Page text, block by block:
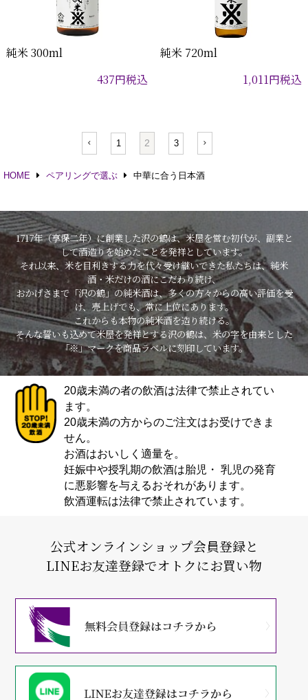
純米 300ml
437円税込
純米 720ml
1,011円税込
1 2 3
HOME ペアリングで選ぶ 中華に合う日本酒
1717年（享保二年）に創業した沢の鶴は、米屋を営む初代が、副業と
して酒造りを始めたことを発祥としています。
それ以来、米を目利きする力を代々受け継いできた私たちは、純米
酒・米だけの酒にこだわり続け、
おかげさまで「沢の鶴」の純米酒は、多くの方々からの高い評価を受
け、売上げでも、常に上位にあります。
これからも本物の純米酒を造り続ける。
そんな誓いも込めて米屋を発祥とする沢の鶴は、米の字を由来とした
「※」マークを商品ラベルに刻印しています。
20歳未満の者の飲酒は法律で禁止されてい
ます。
20歳未満の方からのご注文はお受けできま
せん。
お酒はおいしく適量を。
妊娠中や授乳期の飲酒は胎児・ 乳児の発育
に悪影響を与えるおそれがあります。
飲酒運転は法律で禁止されています。
公式オンラインショップ会員登録と
LINEお友達登録でオトクにお買い物